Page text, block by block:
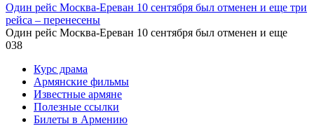
Один рейс Москва-Ереван 10 сентября был отменен и еще три
рейса – перенесены
Один рейс Москва-Ереван 10 сентября был отменен и еще
038
Курс драма
Армянские фильмы
Известные армяне
Полезные ссылки
Билеты в Армению